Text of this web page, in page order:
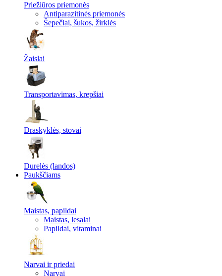
Priežiūros priemonės
Antiparazitinės priemonės
Šepečiai, šukos, žirklės
Žaislai
Transportavimas, krepšiai
Draskyklės, stovai
Durelės (landos)
Paukščiams
Maistas, papildai
Maistas, lesalai
Papildai, vitaminai
Narvai ir priedai
Narvai